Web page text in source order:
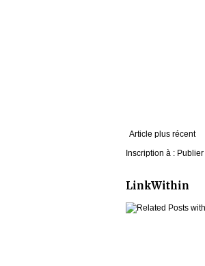
Article plus récent
Inscription à :
LinkWithin